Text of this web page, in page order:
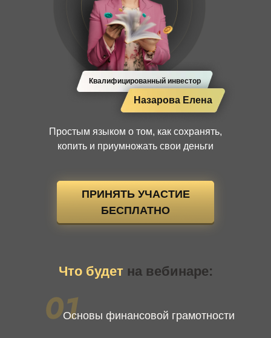
Квалифицированный инвестор
Назарова Елена
ПРИНЯТЬ УЧАСТИЕ
БЕСПЛАТНО
Что будетна вебинаре:
Основы финансовой грамотности
Простым языком о том, как сохранять,
копить и приумножать свои деньги